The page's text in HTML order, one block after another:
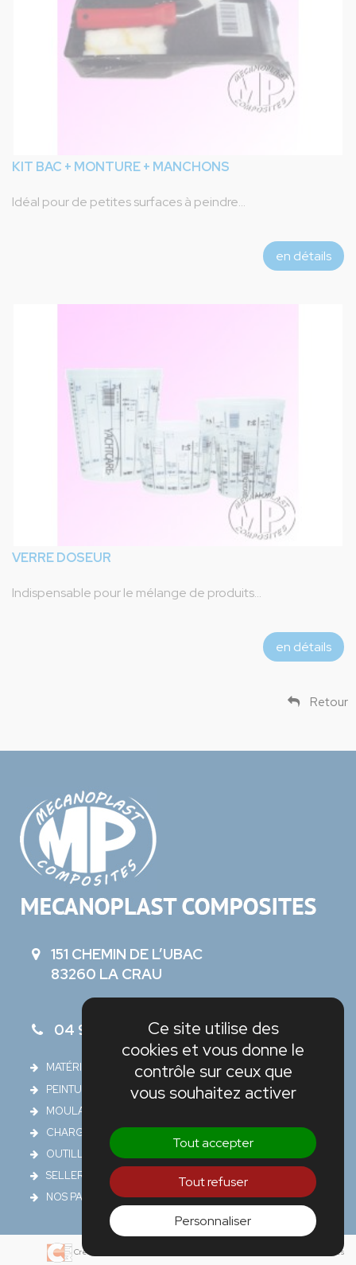
KIT BAC + MONTURE + MANCHONS
Idéal pour de petites surfaces à peindre...
en détails
VERRE DOSEUR
Indispensable pour le mélange de produits...
en détails
Retour
151 CHEMIN DE L’UBAC
83260 LA CRAU
04 94 66 11 57
MATÉRIAUX COMPOSITES
PEINTURES & VERNIS
MOULAGE & MODELAGE
CHARGES ADDITIFS & SOLVANTS
OUTILLAGE & ACCÉSSOIRES
SELLERIES
NOS PARTENAIRES
Création site internet Avignon Nos produits et services
Ce site utilise des
cookies et vous donne le
contrôle sur ceux que
vous souhaitez activer
Tout accepter
Tout refuser
Personnaliser